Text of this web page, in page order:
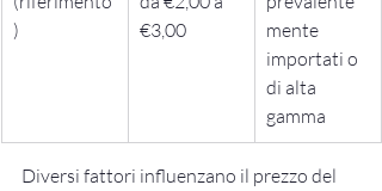
)
€3,00
mente
importati o
di alta
gamma
Diversi fattori influenzano il prezzo del